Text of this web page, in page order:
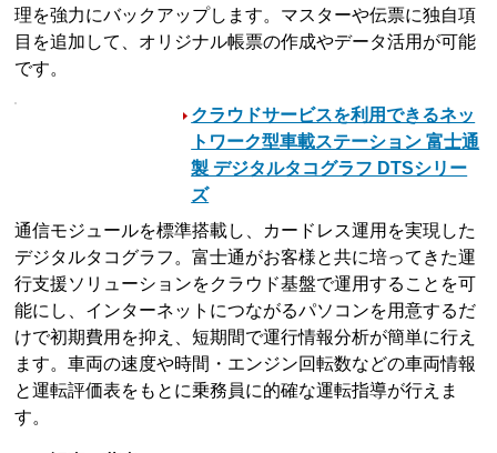
理を強力にバックアップします。マスターや伝票に独自項
目を追加して、オリジナル帳票の作成やデータ活用が可能
です。
クラウドサービスを利用できるネッ
トワーク型車載ステーション 富士通
製 デジタルタコグラフ DTSシリー
ズ
通信モジュールを標準搭載し、カードレス運用を実現した
デジタルタコグラフ。富士通がお客様と共に培ってきた運
行支援ソリューションをクラウド基盤で運用することを可
能にし、インターネットにつながるパソコンを用意するだ
けで初期費用を抑え、短期間で運行情報分析が簡単に行え
ます。車両の速度や時間・エンジン回転数などの車両情報
と運転評価表をもとに乗務員に的確な運転指導が行えま
す。